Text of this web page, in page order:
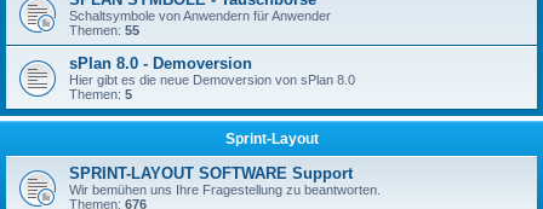
Schaltsymbole von Anwendern für Anwender
Themen: 55
sPlan 8.0 - Demoversion
Hier gibt es die neue Demoversion von sPlan 8.0
Themen: 5
Sprint-Layout
SPRINT-LAYOUT SOFTWARE Support
Wir bemühen uns Ihre Fragestellung zu beantworten.
Themen: 676